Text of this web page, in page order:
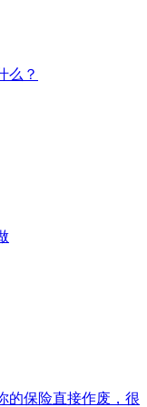
么？
的保险直接作废，很